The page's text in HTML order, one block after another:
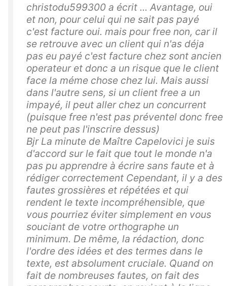
christodu599300 a écrit ... Avantage, oui
et non, pour celui qui ne sait pas payé
c'est facture oui. mais pour free non, car il
se retrouve avec un client qui n'as déja
pas eu payé c'est facture chez sont ancien
operateur et donc a un risque que le client
face la méme chose chez lui. Mais aussi
dans l'autre sens, si un client free a un
impayé, il peut aller chez un concurrent
(puisque free n'est pas préventel donc free
ne peut pas l'inscrire dessus)
Bjr La minute de Maître Capelovici je suis
d'accord sur le fait que tout le monde n'a
pas pu apprendre à écrire sans faute et à
rédiger correctement Cependant, il y a des
fautes grossières et répétées et qui
rendent le texte incompréhensible, que
vous pourriez éviter simplement en vous
souciant de votre orthographe un
minimum. De même, la rédaction, donc
l'ordre des idées et des termes dans le
texte, est absolument cruciale. Quand on
fait de nombreuses fautes, on fait des